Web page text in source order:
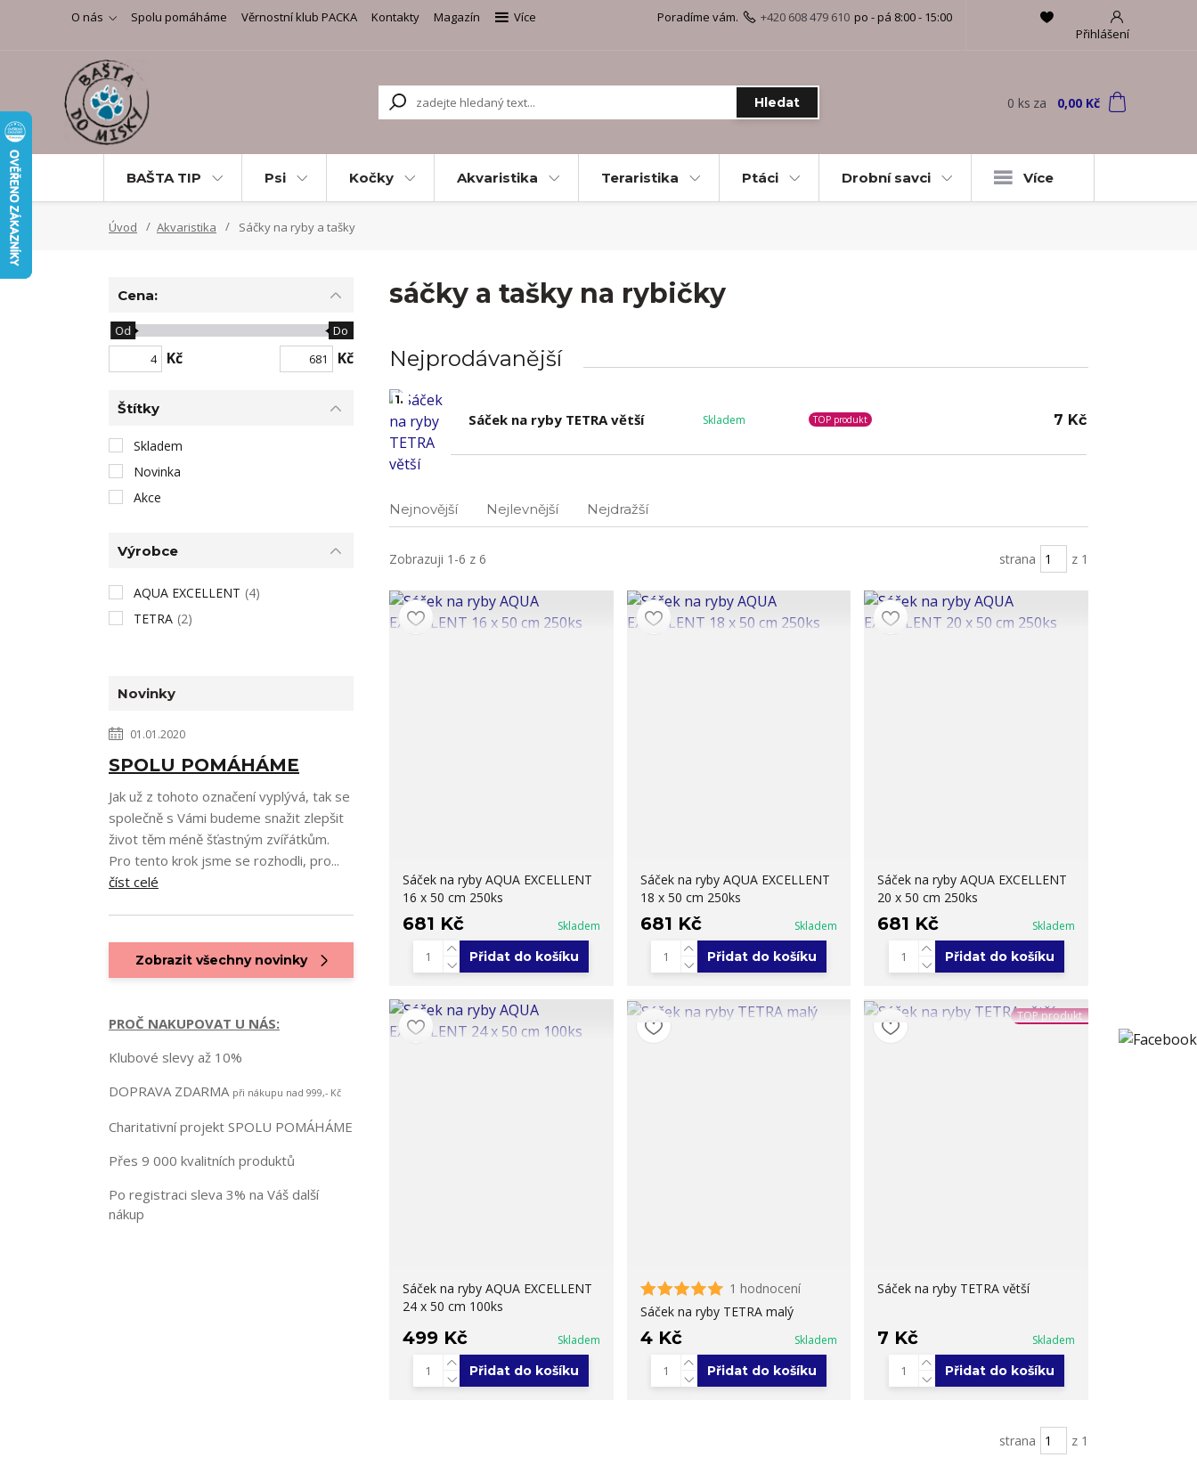
O nás Spolu pomáháme Věrnostní klub PACKA Kontakty Magazín
Více
Přihlášení
Hledat
Poradíme vám. +420 608 479 610 po - pá 8:00 - 15:00
0 ks za 0,00 Kč
BAŠTA TIP Psi Kočky Akvaristika Teraristika Ptáci Drobní savci Více
Úvod Akvaristika Sáčky na ryby a tašky
sáčky a tašky na rybičky
Nejprodávanější
1.
Sáček na ryby TETRA větší Skladem TOP produkt 7 Kč
Nejnovější Nejlevnější Nejdražší
Zobrazuji 1-6 z 6 strana z 1
Sáček na ryby AQUA EXCELLENT
16 x 50 cm 250ks
681 Kč Skladem
Přidat do košíku
Sáček na ryby AQUA EXCELLENT
18 x 50 cm 250ks
681 Kč Skladem
Přidat do košíku
Sáček na ryby AQUA EXCELLENT
20 x 50 cm 250ks
681 Kč Skladem
Přidat do košíku
Sáček na ryby AQUA EXCELLENT
24 x 50 cm 100ks
499 Kč Skladem
Přidat do košíku
1 hodnocení
Sáček na ryby TETRA malý
4 Kč Skladem
Přidat do košíku
TOP produkt
Sáček na ryby TETRA větší
7 Kč Skladem
Přidat do košíku
strana z 1
Cena:
Kč
Od Do
Kč
Štítky
Skladem
Novinka
Akce
Výrobce
AQUA EXCELLENT (4)
TETRA (2)
Novinky
01.01.2020
SPOLU POMÁHÁME
Jak už z tohoto označení vyplývá, tak se
společně s Vámi budeme snažit zlepšit
život těm méně šťastným zvířátkům.
Pro tento krok jsme se rozhodli, pro...
číst celé
Zobrazit všechny novinky
PROČ NAKUPOVAT U NÁS:
Klubové slevy až 10%
DOPRAVA ZDARMA při nákupu nad 999,- Kč
Charitativní projekt SPOLU POMÁHÁME
Přes 9 000 kvalitních produktů
Po registraci sleva 3% na Váš další
nákup